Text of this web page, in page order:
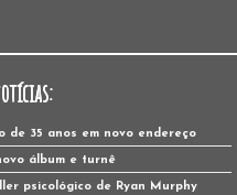
de 35 anos em novo endereço
álbum e turnê
psicológico de Ryan Murphy